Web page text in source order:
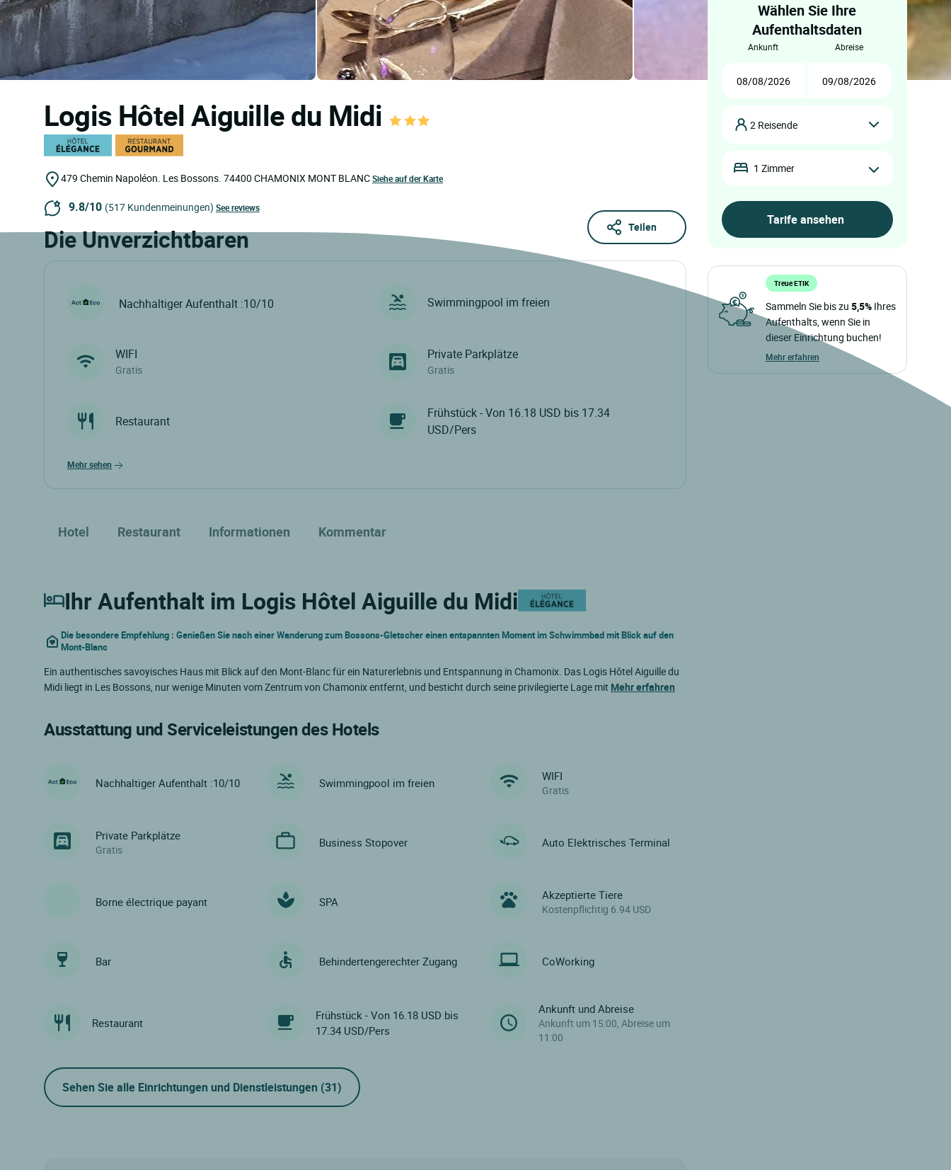
Logis Hôtel Aiguille du Midi
479 Chemin Napoléon. Les Bossons. 74400 CHAMONIX MONT BLANCSiehe auf der Karte
9.8/10 (517 Kundenmeinungen) See reviews
Teilen
Die Unverzichtbaren
Nachhaltiger Aufenthalt :10/10 Swimmingpool im freien
WIFI
Gratis
Private Parkplätze
Gratis
Restaurant
Frühstück - Von 16.18 USD bis 17.34
USD/Pers
mehr sehen
Hotel Restaurant Informationen Kommentar
Ihr Aufenthalt im Logis Hôtel Aiguille du Midi
Die besondere Empfehlung : Genießen Sie nach einer Wanderung zum Bossons-Gletscher einen entspannten Moment im Schwimmbad mit Blick auf den
Mont-Blanc
Ein authentisches savoyisches Haus mit Blick auf den Mont-Blanc für ein Naturerlebnis und Entspannung in Chamonix. Das Logis Hôtel Aiguille du
Midi liegt in Les Bossons, nur wenige Minuten vom Zentrum von Chamonix entfernt, und besticht durch seine privilegierte Lage mit Mehr erfahren
Ausstattung und Serviceleistungen des Hotels
Nachhaltiger Aufenthalt :10/10 Swimmingpool im freien WIFI
Gratis
Private Parkplätze
Gratis
Business Stopover Auto Elektrisches Terminal
Borne électrique payant SPA Akzeptierte Tiere
Kostenpflichtig 6.94 USD
Bar Behindertengerechter Zugang CoWorking
Restaurant
Frühstück - Von 16.18 USD bis
17.34 USD/Pers
Ankunft und Abreise
Ankunft um 15:00, Abreise um
11:00
Sehen Sie alle Einrichtungen und Dienstleistungen (31)
Wählen Sie Ihre
Aufenthaltsdaten
ankunft abreise
2 Reisende
1 Zimmer
Treue ETIK
Sammeln Sie bis zu 5,5%Ihres
Aufenthalts, wenn Sie in
dieser Einrichtung buchen!
Mehr erfahren